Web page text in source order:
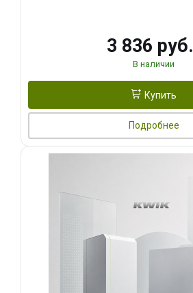
3 836 руб.
В наличии
Купить
Подробнее